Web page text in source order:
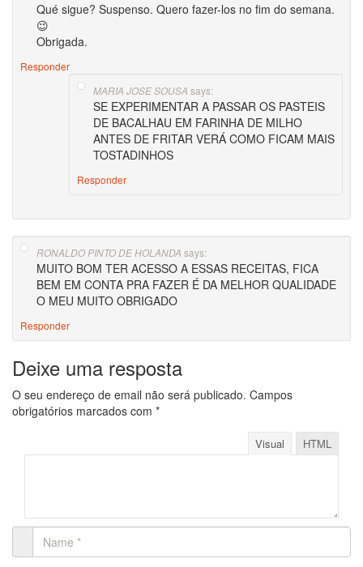
Qué sigue? Suspenso. Quero fazer-los no fim do semana.
😉
Obrigada.
Responder
MARIA JOSE SOUSA says:
SE EXPERIMENTAR A PASSAR OS PASTEIS
DE BACALHAU EM FARINHA DE MILHO
ANTES DE FRITAR VERÁ COMO FICAM MAIS
TOSTADINHOS
Responder
RONALDO PINTO DE HOLANDA says:
MUITO BOM TER ACESSO A ESSAS RECEITAS, FICA
BEM EM CONTA PRA FAZER É DA MELHOR QUALIDADE
O MEU MUITO OBRIGADO
Responder
Deixe uma resposta
O seu endereço de email não será publicado. Campos
obrigatórios marcados com *
Visual HTML